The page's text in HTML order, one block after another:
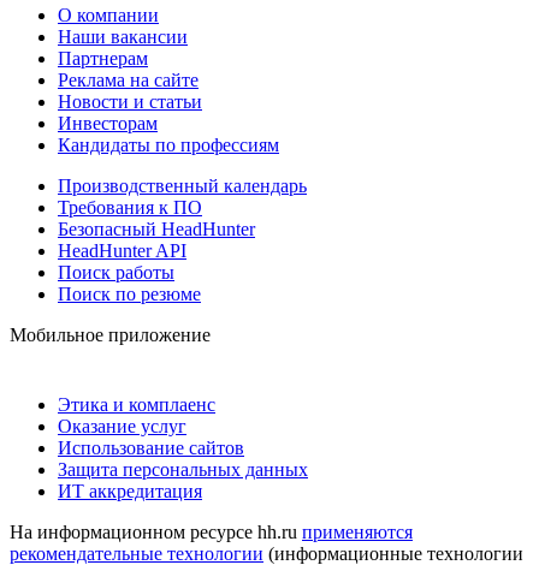
О компании
Наши вакансии
Партнерам
Реклама на сайте
Новости и статьи
Инвесторам
Кандидаты по профессиям
Производственный календарь
Требования к ПО
Безопасный HeadHunter
HeadHunter API
Поиск работы
Поиск по резюме
Мобильное приложение
Этика и комплаенс
Оказание услуг
Использование сайтов
Защита персональных данных
ИТ аккредитация
На информационном ресурсе hh.ru применяются
рекомендательные технологии (информационные технологии